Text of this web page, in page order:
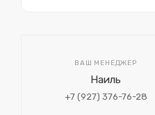
ВАШ МЕНЕДЖЕР
Наиль
+7 (927) 376-76-28